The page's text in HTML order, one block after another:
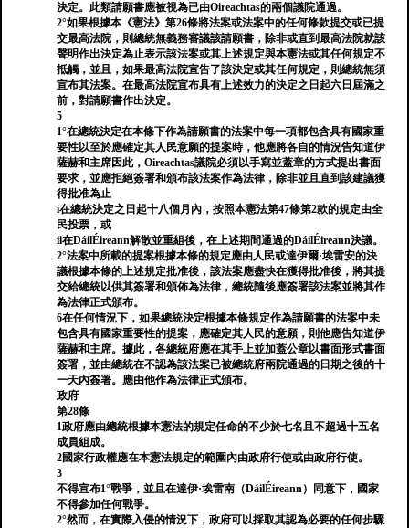
決定。此類請願書應被視為已由Oireachtas的兩個議院通過。
2°如果根據本《憲法》第26條將法案或法案中的任何條款提交或已提
交最高法院，則總統無義務審議該請願書，除非或直到最高法院就該
聲明作出決定為止表示該法案或其上述規定與本憲法或其任何規定不
抵觸，並且，如果最高法院宣告了該決定或其任何規定，則總統無須
宣布其法案。在最高法院宣布具有上述效力的決定之日起六日屆滿之
前，對請願書作出決定。
5
1°在總統決定在本條下作為請願書的法案中每一項都包含具有國家重
要性以至於應確定其人民意願的提案時，他應將各自的情況告知道伊
薩赫和主席因此，Oireachtas議院必須以手寫並蓋章的方式提出書面
要求，並應拒絕簽署和頒布該法案作為法律，除非並且直到該建議獲
得批准為止
i在總統決定之日起十八個月內，按照本憲法第47條第2款的規定由全
民投票，或
ii在DáilÉireann解散並重組後，在上述期間通過的DáilÉireann決議。
2°法案中所載的提案根據本條的規定應由人民或達伊爾·埃雷安的決
議根據本條的上述規定批准後，該法案應盡快在獲得批准後，將其提
交給總統以供其簽署和頒佈為法律，總統隨後應簽署該法案並將其作
為法律正式頒布。
6在任何情況下，如果總統決定根據本條規定作為請願書的法案中未
包含具有國家重要性的提案，應確定其人民的意願，則他應告知道伊
薩赫和主席。據此，各總統府應在其手上並加蓋公章以書面形式書面
簽署，並由總統在不認為該法案已被總統府兩院通過的日期之後的十
一天內簽署。應由他作為法律正式頒布。
政府
第28條
1政府應由總統根據本憲法的規定任命的不少於七名且不超過十五名
成員組成。
2國家行政權應在本憲法規定的範圍內由政府行使或由政府行使。
3
不得宣布1°戰爭，並且在達伊·埃雷南（DáilÉireann）同意下，國家
不得參加任何戰爭。
2°然而，在實際入侵的情況下，政府可以採取其認為必要的任何步驟